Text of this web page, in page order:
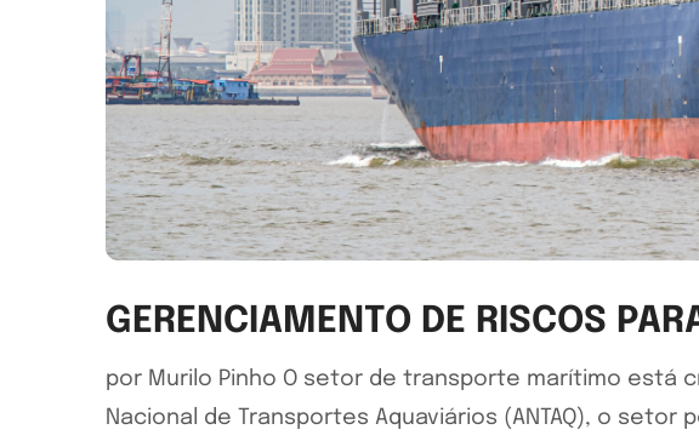
GERENCIAMENTO DE RISCOS
por Murilo Pinho O setor de transporte marítimo está
Nacional de Transportes Aquaviários (ANTAQ), o